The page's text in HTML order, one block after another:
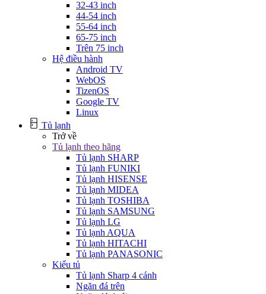
32-43 inch
44-54 inch
55-64 inch
65-75 inch
Trên 75 inch
Hệ điều hành
Android TV
WebOS
TizenOS
Google TV
Linux
Tủ lạnh
Trở về
Tủ lạnh theo hãng
Tủ lạnh SHARP
Tủ lạnh FUNIKI
Tủ lạnh HISENSE
Tủ lạnh MIDEA
Tủ lạnh TOSHIBA
Tủ lạnh SAMSUNG
Tủ lạnh LG
Tủ lạnh AQUA
Tủ lạnh HITACHI
Tủ lạnh PANASONIC
Kiểu tủ
Tủ lạnh Sharp 4 cánh
Ngăn đá trên